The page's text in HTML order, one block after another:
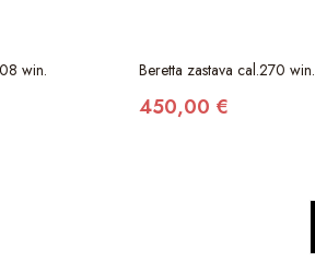
win. Beretta zastava cal.270 win.
450,00 €